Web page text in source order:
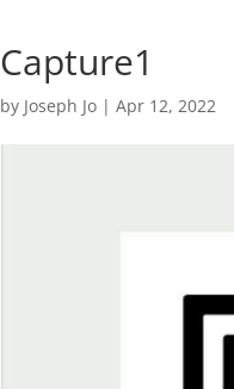
Capture1
by Joseph Jo |Apr 12, 2022